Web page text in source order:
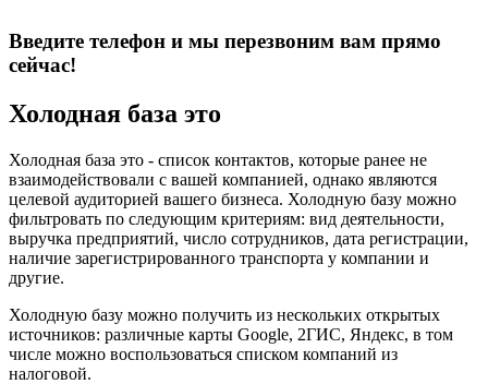
Введите телефон и мы перезвоним вам прямо
сейчас!
Холодная база это
Холодная база это - cписок контактов, которые ранее не
взаимодействовали с вашей компанией, однако являются
целевой аудиторией вашего бизнеса. Холодную базу можно
фильтровать по следующим критериям: вид деятельности,
выручка предприятий, число сотрудников, дата регистрации,
наличие зарегистрированного транспорта у компании и
другие.
Холодную базу можно получить из нескольких открытых
источников: различные карты Google, 2ГИС, Яндекс, в том
числе можно воспользоваться списком компаний из
налоговой.